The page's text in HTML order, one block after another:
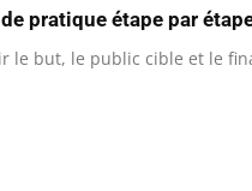
pratique étape par
le but, le public cible et le